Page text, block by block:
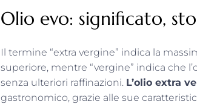
Olio evo: significato,
Il termine “extra vergine” indica la
superiore, mentre “vergine” indica che
senza ulteriori raffinazioni. L’olio extra
gastronomico, grazie alle sue